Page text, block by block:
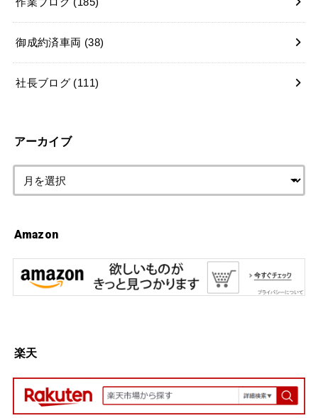
御成約済車両 (38)
社長ブログ (111)
アーカイブ
Amazon
楽天